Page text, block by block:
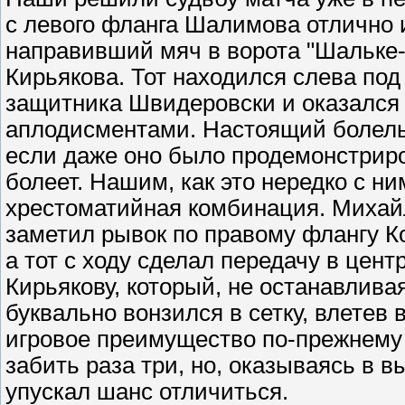
с левого фланга Шалимова отлично
направивший мяч в ворота
Кирьякова. Тот находился слева
защитника Швидеровски и
аплодисментами. Настоящий
если даже оно было
болеет. Нашим, как это нередко с
хрестоматийная комбинация.
заметил рывок по правому флангу
а тот с ходу сделал передачу в
Кирьякову, который, не
буквально вонзился в сетку,
игровое преимущество по-
забить раза три, но, оказываясь в
упускал шанс отличиться.